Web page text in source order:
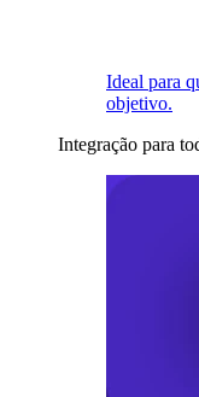
Ideal para
objetivo.
Integração para